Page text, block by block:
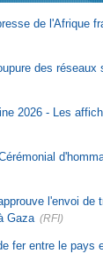
l'ire du
une
les
sur X
de l'Afrique
des
2026 - Les
l'envoi de
Gaza (RFI)
fer entre le pays